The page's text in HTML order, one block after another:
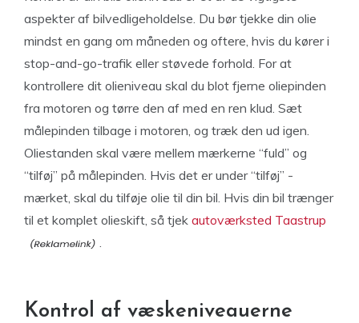
aspekter af bilvedligeholdelse. Du bør tjekke din olie
mindst en gang om måneden og oftere, hvis du kører i
stop-and-go-trafik eller støvede forhold. For at
kontrollere dit olieniveau skal du blot fjerne oliepinden
fra motoren og tørre den af med en ren klud. Sæt
målepinden tilbage i motoren, og træk den ud igen.
Oliestanden skal være mellem mærkerne “fuld” og
“tilføj” på målepinden. Hvis det er under “tilføj” -
mærket, skal du tilføje olie til din bil. Hvis din bil trænger
til et komplet olieskift, så tjek autoværksted Taastrup
.
Kontrol af væskeniveauerne